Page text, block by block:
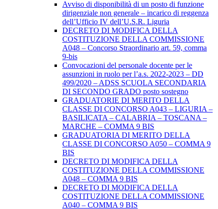
Avviso di disponibilità di un posto di funzione
dirigenziale non generale – incarico di reggenza
dell’Ufficio IV dell’U.S.R. Liguria
DECRETO DI MODIFICA DELLA
COSTITUZIONE DELLA COMMISSIONE
A048 – Concorso Straordinario art. 59, comma
9-bis
Convocazioni del personale docente per le
assunzioni in ruolo per l’a.s. 2022-2023 – DD
499/2020 – ADSS SCUOLA SECONDARIA
DI SECONDO GRADO posto sostegno
GRADUATORIE DI MERITO DELLA
CLASSE DI CONCORSO A043 – LIGURIA –
BASILICATA – CALABRIA – TOSCANA –
MARCHE – COMMA 9 BIS
GRADUATORIA DI MERITO DELLA
CLASSE DI CONCORSO A050 – COMMA 9
BIS
DECRETO DI MODIFICA DELLA
COSTITUZIONE DELLA COMMISSIONE
A048 – COMMA 9 BIS
DECRETO DI MODIFICA DELLA
COSTITUZIONE DELLA COMMISSIONE
A040 – COMMA 9 BIS